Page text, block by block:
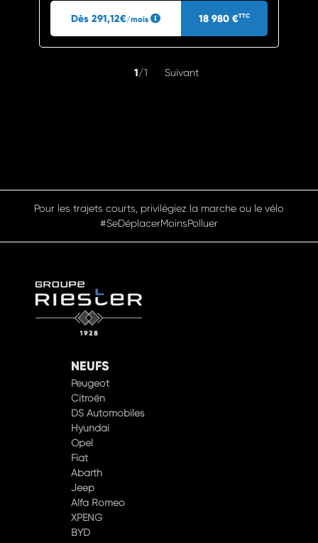
Dès 291,12€/mois 18 980 €TTC
1/1 Suivant
Pour les trajets courts, privilégiez la marche ou le vélo
#SeDéplacerMoinsPolluer
NEUFS
Peugeot
Citroën
DS Automobiles
Hyundai
Opel
Fiat
Abarth
Jeep
Alfa Romeo
XPENG
BYD